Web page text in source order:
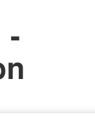
-